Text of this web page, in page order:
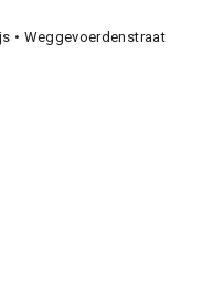
• Weggevoerdenstraat